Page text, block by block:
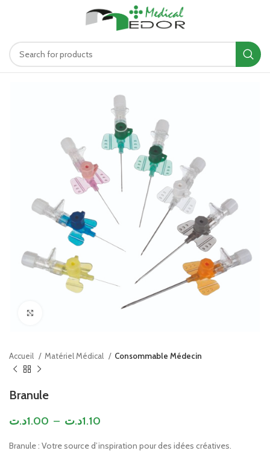
Accueil Matériel Médical Consommable Médecin
Branule
1.00د.ت – 1.10د.ت
Branule : Votre source d’inspiration pour des idées créatives.